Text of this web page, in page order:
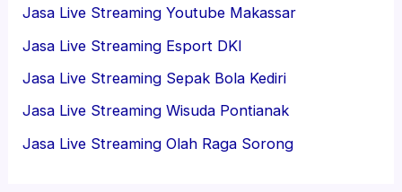
Jasa Live Streaming Youtube Makassar
Jasa Live Streaming Esport DKI
Jasa Live Streaming Sepak Bola Kediri
Jasa Live Streaming Wisuda Pontianak
Jasa Live Streaming Olah Raga Sorong